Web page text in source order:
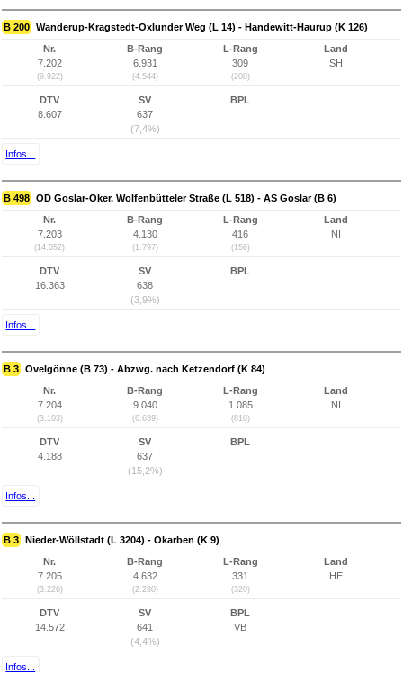
B 200 Wanderup-Kragstedt-Oxlunder Weg (L 14) - Handewitt-Haurup (K 126)
Nr.
7.202
(9.922)
B-Rang
6.931
(4.544)
L-Rang
309
(208)
Land
SH
DTV
8.607
SV
637
(7,4%)
BPL
Infos...
B 498 OD Goslar-Oker, Wolfenbütteler Straße (L 518) - AS Goslar (B 6)
Nr.
7.203
(14.052)
B-Rang
4.130
(1.797)
L-Rang
416
(156)
Land
NI
DTV
16.363
SV
638
(3,9%)
BPL
Infos...
B 3 Ovelgönne (B 73) - Abzwg. nach Ketzendorf (K 84)
Nr.
7.204
(3.103)
B-Rang
9.040
(6.639)
L-Rang
1.085
(816)
Land
NI
DTV
4.188
SV
637
(15,2%)
BPL
Infos...
B 3 Nieder-Wöllstadt (L 3204) - Okarben (K 9)
Nr.
7.205
(3.226)
B-Rang
4.632
(2.280)
L-Rang
331
(320)
Land
HE
DTV
14.572
SV
641
(4,4%)
BPL
VB
Infos...